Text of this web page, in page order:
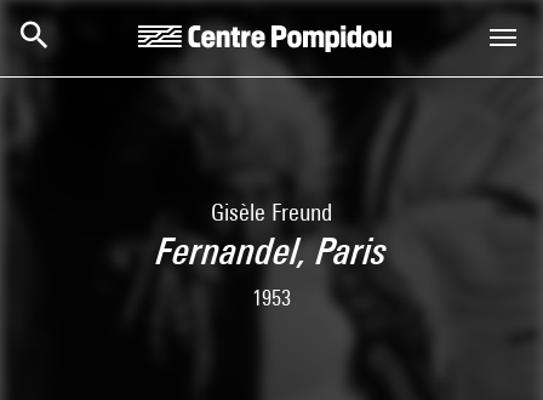
Gisèle Freund
Fernandel, Paris
1953